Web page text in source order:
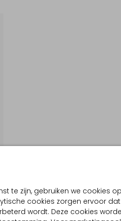
te zijn, gebruiken we cookies op
cookies zorgen ervoor
wordt. Deze cookies